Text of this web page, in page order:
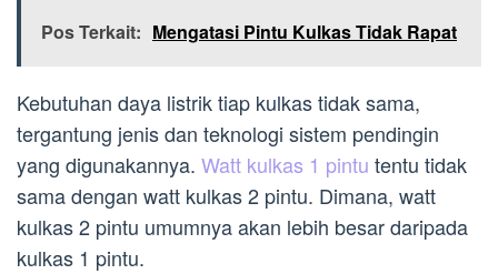
Pos Terkait: Mengatasi Pintu Kulkas Tidak Rapat
Kebutuhan daya listrik tiap kulkas tidak sama,
tergantung jenis dan teknologi sistem pendingin
yang digunakannya. Watt kulkas 1 pintu tentu tidak
sama dengan watt kulkas 2 pintu. Dimana, watt
kulkas 2 pintu umumnya akan lebih besar daripada
kulkas 1 pintu.